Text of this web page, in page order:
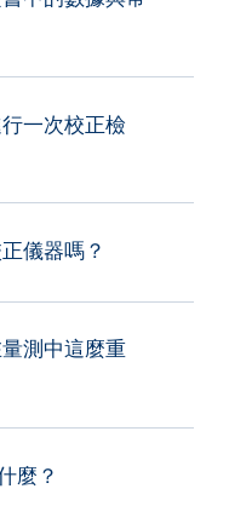
一次校正檢
儀器嗎？
測中這麼重
麼？